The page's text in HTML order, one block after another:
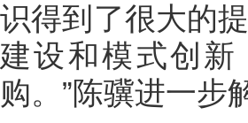
识得到了很大的
建设和模式创
购。”陈骥进一步